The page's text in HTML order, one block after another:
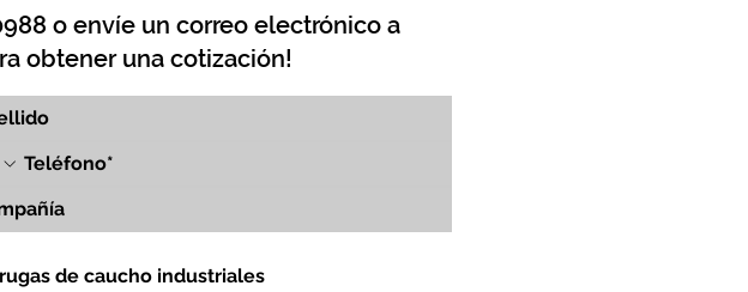
o envíe un correo electrónico a
obtener una cotización!
de caucho industriales